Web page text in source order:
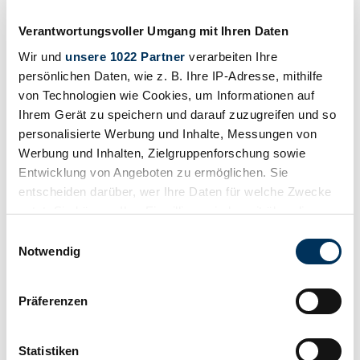
Verantwortungsvoller Umgang mit Ihren Daten
Wir und unsere 1022 Partner verarbeiten Ihre
persönlichen Daten, wie z. B. Ihre IP-Adresse, mithilfe
von Technologien wie Cookies, um Informationen auf
Ihrem Gerät zu speichern und darauf zuzugreifen und so
personalisierte Werbung und Inhalte, Messungen von
Werbung und Inhalten, Zielgruppenforschung sowie
Entwicklung von Angeboten zu ermöglichen. Sie
entscheiden darüber, wer Ihre Daten für welche Zwecke
nutzt. Sie können Ihre Einwilligung jederzeit über die
Trigger Symbol ändern oder widerrufen
Informationen über Ihre geografische Lage
können
Notwendig
Präferenzen
Statistiken
250.000 €7 anni fa
Chilometraggio (lettura)